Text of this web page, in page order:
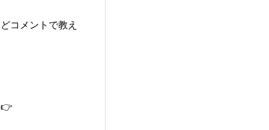
コメントで教え